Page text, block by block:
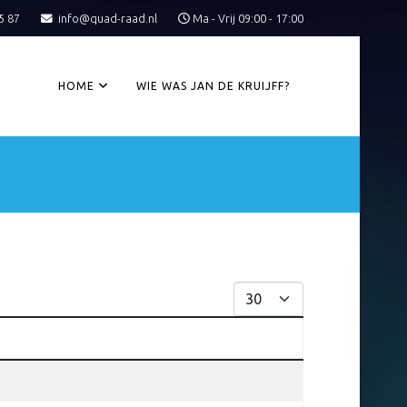
87 info@quad-raad.nl Ma - Vrij 09:00 - 17:00
HOME WIE WAS JAN DE KRUIJFF?
Toon #